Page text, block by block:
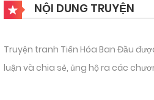
NỘI DUNG TRUYỆN
Truyện tranh Tiến Hóa Ban Đầu
luận và chia sẻ, ủng hộ ra các